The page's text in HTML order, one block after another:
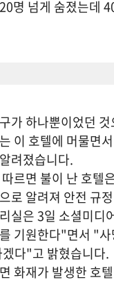
명 넘게 숨졌는데
가 하나뿐이었던
이 호텔에 머물면
려졌습니다.
르면 불이 난 호텔
로 알려져 안전 규
실은 3일 소셜미디
기원한다"면서 "
다"고 밝혔습니다.
화재가 발생한 호